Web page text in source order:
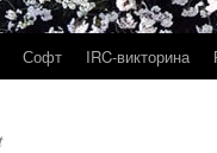
Софт IRC-викторина